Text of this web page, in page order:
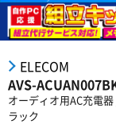
ELECOM
AVS-
オーディオ用AC充電
ラック